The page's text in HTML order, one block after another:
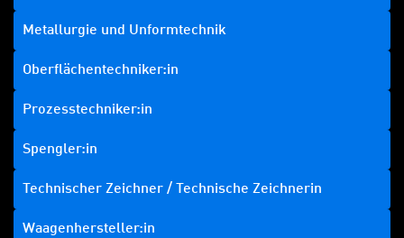
Metallurgie und Unformtechnik
Oberflächentechniker:in
Prozesstechniker:in
Spengler:in
Technischer Zeichner / Technische Zeichnerin
Waagenhersteller:in